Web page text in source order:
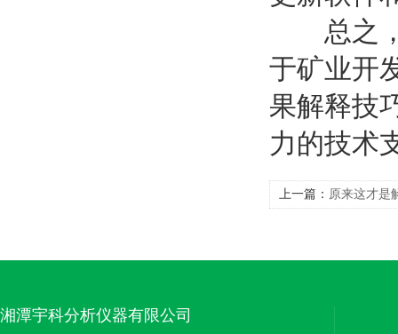
总之
于矿业开
果解释技
力的技术
上一篇： 原来这才是
湘潭宇科分析仪器有限公司